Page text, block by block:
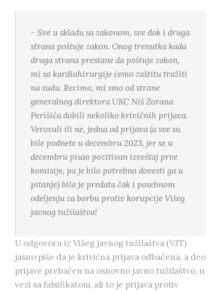
– Sve u skladu sa zakonom, sve dok i druga
strana poštuje zakon. Onog trenutka kada
druga strana prestane da poštuje zakon,
mi sa kardiohirurgije ćemo zaštitu tražiti
na sudu. Recimo, mi smo od strane
generalnog direktora UKC Niš Zorana
Perišića dobili nekoliko krivičnih prijava.
Verovali ili ne, jedna od prijava (a sve su
bile podnete u decembru 2023, jer se u
decembru pisao pozitivan izveštaj prve
komisije, pa je bilo potrebno dovesti ga u
pitanje) bila je predata čak i posebnom
odeljenju za borbu protiv korupcije Višeg
javnog tužilaštva!
U odgovoru iz Višeg javnog tužilaštva (VJT)
jasno piše da je krivična prijava odbačena, a deo
prijave prebačen na osnovno javno tužilaštvo, u
vezi sa falsifikatom, ali to je prijava protiv